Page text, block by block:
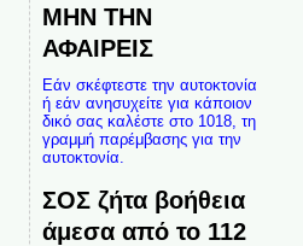
ΜΗΝ ΤΗΝ
ΑΦΑΙΡΕΙΣ
Εάν σκέφτεστε την αυτοκτονία
ή εάν ανησυχείτε για κάποιον
δικό σας καλέστε στο 1018, τη
γραμμή παρέμβασης για την
αυτοκτονία.
ΣΟΣ ζήτα βοήθεια
άμεσα από το 112